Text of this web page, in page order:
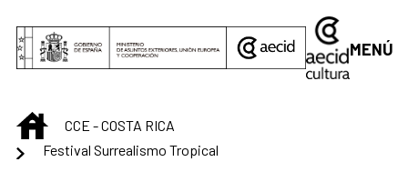
MENÚ
INICIO
CCE - COSTA RICA
Festival Surrealismo Tropical